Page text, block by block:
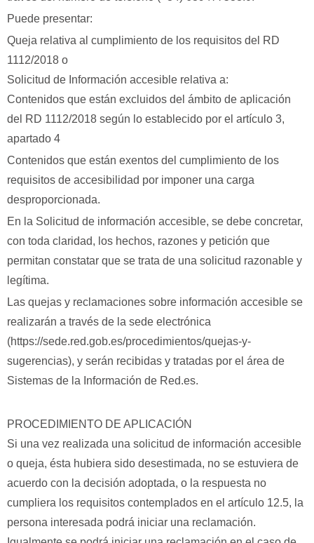
Puede presentar:
Queja relativa al cumplimiento de los requisitos del RD
1112/2018 o
Solicitud de Información accesible relativa a:
Contenidos que están excluidos del ámbito de aplicación
del RD 1112/2018 según lo establecido por el artículo 3,
apartado 4
Contenidos que están exentos del cumplimiento de los
requisitos de accesibilidad por imponer una carga
desproporcionada.
En la Solicitud de información accesible, se debe concretar,
con toda claridad, los hechos, razones y petición que
permitan constatar que se trata de una solicitud razonable y
legítima.
Las quejas y reclamaciones sobre información accesible se
realizarán a través de la sede electrónica
(https://sede.red.gob.es/procedimientos/quejas-y-
sugerencias), y serán recibidas y tratadas por el área de
Sistemas de la Información de Red.es.
PROCEDIMIENTO DE APLICACIÓN
Si una vez realizada una solicitud de información accesible
o queja, ésta hubiera sido desestimada, no se estuviera de
acuerdo con la decisión adoptada, o la respuesta no
cumpliera los requisitos contemplados en el artículo 12.5, la
persona interesada podrá iniciar una reclamación.